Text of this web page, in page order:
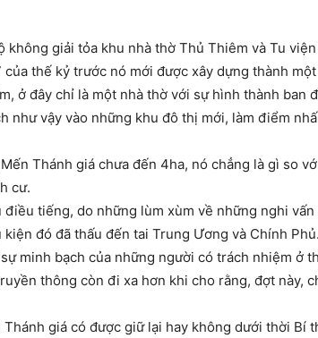
giải tỏa khu nhà thờ Thủ Thiêm và Tu
của thế kỷ trước nó mới được xây dựng thành
ở đây chỉ là một nhà thờ với sự hình thành ban
như vậy vào những khu đô thị mới, làm điểm
Thánh giá chưa đến 4ha, nó chẳng là gì so
cư.
tiếng, do những lùm xùm về những nghi
đó đã thấu đến tai Trung Ương và Chính
minh bạch của những người có trách nhiệm ở
thông còn đi xa hơn khi cho rằng, đợt này,
giá có được giữ lại hay không dưới thời Bí